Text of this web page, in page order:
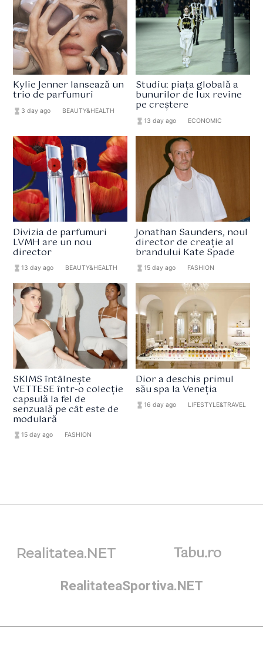
Kylie Jenner lansează un
trio de parfumuri
hourglass_full 3 day ago BEAUTY&HEALTH
Studiu: piața globală a
bunurilor de lux revine
pe creștere
hourglass_full 13 day ago ECONOMIC
Divizia de parfumuri
LVMH are un nou
director
hourglass_full13 day ago BEAUTY&HEALTH
Jonathan Saunders, noul
director de creație al
brandului Kate Spade
hourglass_full 15 day ago FASHION
SKIMS întâlnește
VETTESE într-o colecție
capsulă la fel de
senzuală pe cât este de
modulară
hourglass_full15 day ago FASHION
Dior a deschis primul
său spa la Veneția
hourglass_full 16 day ago LIFESTYLE&TRAVEL
Realitatea.NET Tabu.ro
RealitateaSportiva.NET